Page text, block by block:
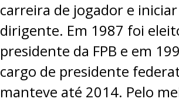
carreira de jogador e
dirigente. Em 1987 foi
presidente da FPB e em
cargo de presidente
manteve até 2014. Pelo